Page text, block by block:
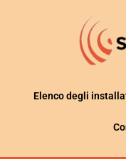
Elenco degli